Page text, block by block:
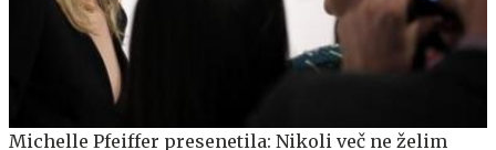
Michelle Pfeiffer presenetila: Nikoli več ne želim